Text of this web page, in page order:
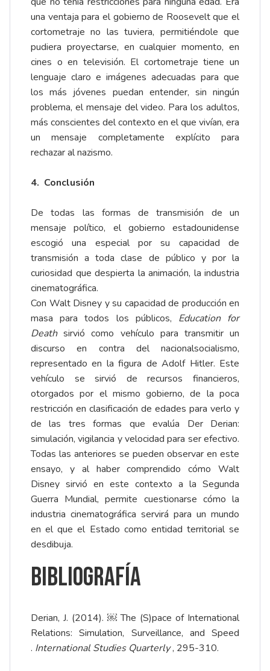
una ventaja para el gobierno de Roosevelt que el
cortometraje no las tuviera, permitiéndole que
pudiera proyectarse, en cualquier momento, en
cines o en televisión. El cortometraje tiene un
lenguaje claro e imágenes adecuadas para que
los más jóvenes puedan entender, sin ningún
problema, el mensaje del video. Para los adultos,
más conscientes del contexto en el que vivían, era
un mensaje completamente explícito para
rechazar al nazismo.
4. Conclusión
De todas las formas de transmisión de un
mensaje político, el gobierno estadounidense
escogió una especial por su capacidad de
transmisión a toda clase de público y por la
curiosidad que despierta la animación, la industria
cinematográfica.
Con Walt Disney y su capacidad de producción en
masa para todos los públicos, Education for
Deathsirvió como vehículo para transmitir un
discurso en contra del nacionalsocialismo,
representado en la figura de Adolf Hitler. Este
vehículo se sirvió de recursos financieros,
otorgados por el mismo gobierno, de la poca
restricción en clasificación de edades para verlo y
de las tres formas que evalúa Der Derian:
simulación, vigilancia y velocidad para ser efectivo.
Todas las anteriores se pueden observar en este
ensayo, y al haber comprendido cómo Walt
Disney sirvió en este contexto a la Segunda
Guerra Mundial, permite cuestionarse cómo la
industria cinematográfica servirá para un mundo
en el que el Estado como entidad territorial se
desdibuja.
Bibliografía
Derian, J. (2014). ￼ The (S)pace of International
Relations: Simulation, Surveillance, and Speed
. International Studies Quarterly, 295-310.